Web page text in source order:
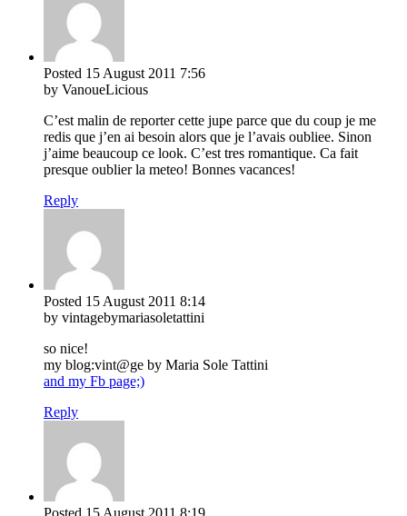
Posted 15 August 2011 7:56
by VanoueLicious
C’est malin de reporter cette jupe parce que du coup je me
redis que j’en ai besoin alors que je l’avais oubliee. Sinon
j’aime beaucoup ce look. C’est tres romantique. Ca fait
presque oublier la meteo! Bonnes vacances!
Reply
Posted 15 August 2011 8:14
by vintagebymariasoletattini
so nice!
my blog:vint@ge by Maria Sole Tattini
and my Fb page;)
Reply
Posted 15 August 2011 8:19